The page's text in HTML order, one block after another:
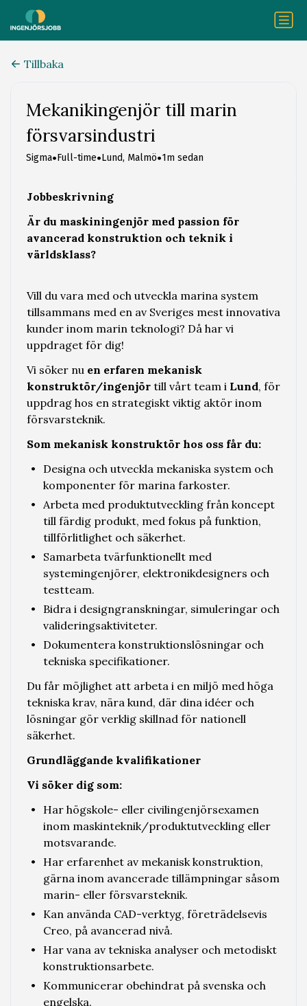
Tillbaka
Mekanikingenjör till marin
försvarsindustri
Sigma•Full-time•Lund, Malmö•1m sedan
Jobbeskrivning
Är du maskiningenjör med passion för
avancerad konstruktion och teknik i
världsklass?
Vill du vara med och utveckla marina system
tillsammans med en av Sveriges mest innovativa
kunder inom marin teknologi? Då har vi
uppdraget för dig!
Vi söker nu en erfaren mekanisk
konstruktör/ingenjörtill vårt team i Lund, för
uppdrag hos en strategiskt viktig aktör inom
försvarsteknik.
Som mekanisk konstruktör hos oss får du:
Designa och utveckla mekaniska system och
komponenter för marina farkoster.
Arbeta med produktutveckling från koncept
till färdig produkt, med fokus på funktion,
tillförlitlighet och säkerhet.
Samarbeta tvärfunktionellt med
systemingenjörer, elektronikdesigners och
testteam.
Bidra i designgranskningar, simuleringar och
valideringsaktiviteter.
Dokumentera konstruktionslösningar och
tekniska specifikationer.
Du får möjlighet att arbeta i en miljö med höga
tekniska krav, nära kund, där dina idéer och
lösningar gör verklig skillnad för nationell
säkerhet.
Grundläggande kvalifikationer
Vi söker dig som:
Har högskole- eller civilingenjörsexamen
inom maskinteknik/produktutveckling eller
motsvarande.
Har erfarenhet av mekanisk konstruktion,
gärna inom avancerade tillämpningar såsom
marin- eller försvarsteknik.
Kan använda CAD-verktyg, företrädelsevis
Creo, på avancerad nivå.
Har vana av tekniska analyser och metodiskt
konstruktionsarbete.
Kommunicerar obehindrat på svenska och
engelska.